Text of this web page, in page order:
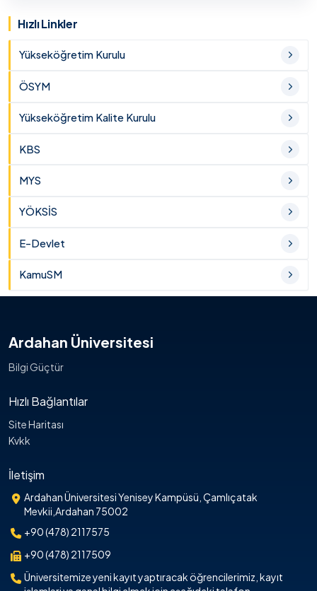
Hızlı Linkler
Yükseköğretim Kurulu
ÖSYM
Yükseköğretim Kalite Kurulu
KBS
MYS
YÖKSİS
E-Devlet
KamuSM
Ardahan Üniversitesi
Bilgi Güçtür
Hızlı Bağlantılar
Site Haritası
Kvkk
İletişim
Ardahan Üniversitesi Yenisey Kampüsü, Çamlıçatak
Mevkii,Ardahan 75002
+90 (478) 2117575
+90 (478) 2117509
Üniversitemize yeni kayıt yaptıracak öğrencilerimiz, kayıt